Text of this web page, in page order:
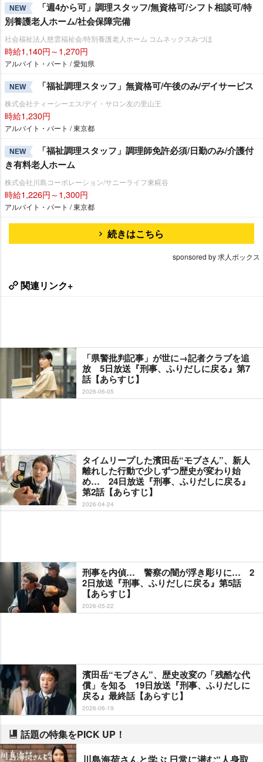
NEW
「週4から可」調理スタッフ/無資格可/シフト相談可/特
別養護老人ホーム/社会保障完備
社会福祉法人慈雲福祉会/特別養護老人ホーム コムネックスみづほ
時給1,140円～1,270円
アルバイト・パート / 愛知県
NEW 「福祉調理スタッフ」無資格可/午後のみ/デイサービス
株式会社ティーシーエス/デイ・サロン友の里山王
時給1,230円
アルバイト・パート / 東京都
NEW
「福祉調理スタッフ」調理師免許必須/日勤のみ/介護付
き有料老人ホーム
株式会社川島コーポレーション/サニーライフ東糀谷
時給1,226円～1,300円
アルバイト・パート / 東京都
続きはこちら
sponsored by 求人ボックス
関連リンク+
「県警批判記事」が世に→記者クラブを追
放 5日放送『刑事、ふりだしに戻る』第7
話【あらすじ】
2026-06-05
タイムリープした濱田岳“モブさん”、新人
離れした行動で少しずつ歴史が変わり始
め… 24日放送『刑事、ふりだしに戻る』
第2話【あらすじ】
2026-04-24
刑事を内偵… 警察の闇が浮き彫りに… 2
2日放送『刑事、ふりだしに戻る』第5話
【あらすじ】
2026-05-22
濱田岳“モブさん”、歴史改変の「残酷な代
償」を知る 19日放送『刑事、ふりだしに
戻る』最終話【あらすじ】
2026-06-19
話題の特集をPICK UP！